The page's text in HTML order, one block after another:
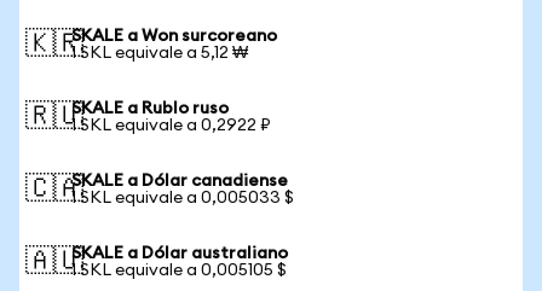
🇰🇷SKALE a Won surcoreano
1 SKL equivale a 5,12 ₩
🇷🇺SKALE a Rublo ruso
1 SKL equivale a 0,2922 ₽
🇨🇦SKALE a Dólar canadiense
1 SKL equivale a 0,005033 $
🇦🇺SKALE a Dólar australiano
1 SKL equivale a 0,005105 $